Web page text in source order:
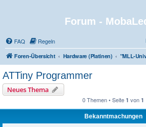
Forum -
FAQ Regeln
Foren-Übersicht Hardware (Platinen)
ATTiny Programmer
Neues Thema
0 Themen • Seite 1 von 1
Bekanntmachungen